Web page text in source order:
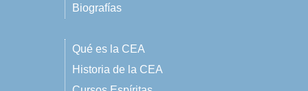
Biografías
Qué es la CEA
Historia de la CEA